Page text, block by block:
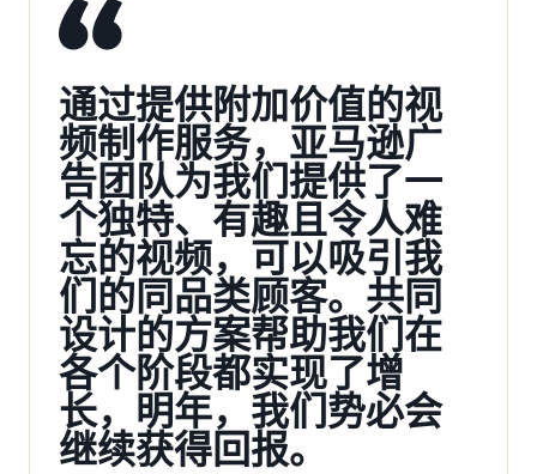
通过提供附加价值的视
频制作服务，亚马逊广
告团队为我们提供了一
个独特、有趣且令人难
忘的视频，可以吸引我
们的同品类顾客。共同
设计的方案帮助我们在
各个阶段都实现了增
长，明年，我们势必会
继续获得回报。